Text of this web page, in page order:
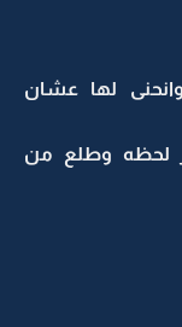
لها عشان
لحظه وطلع من